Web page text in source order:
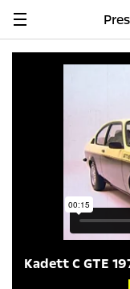
Navigation
Kadett C GTE